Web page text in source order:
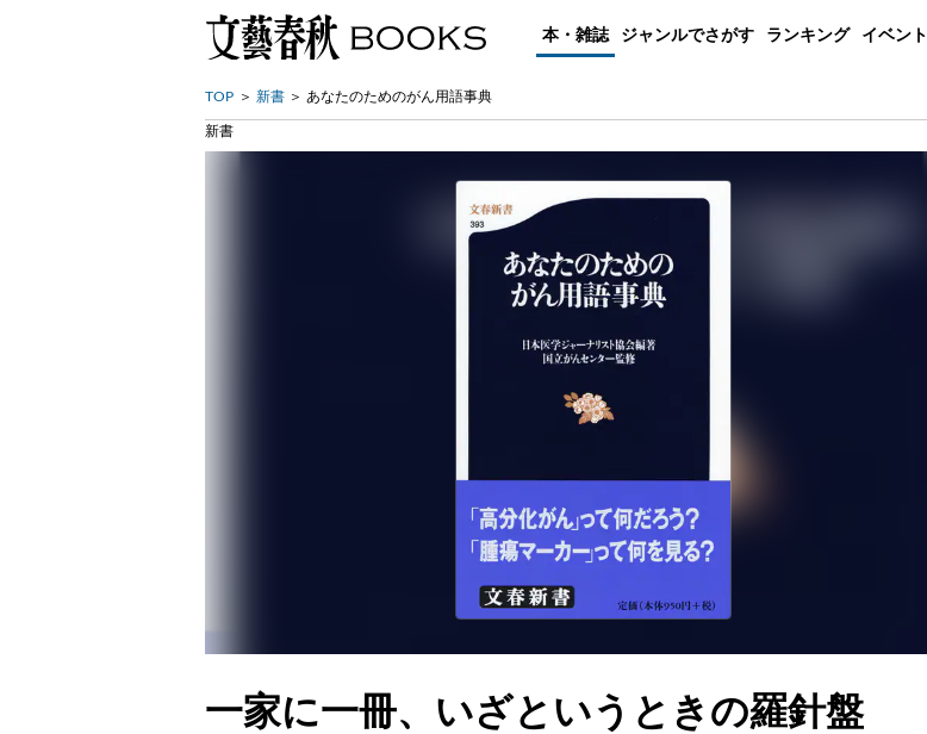
本・雑誌 ジャンルでさがす ランキング イベント
TOP 新書 あなたのためのがん用語事典
新書
一家に一冊、いざというときの羅針盤